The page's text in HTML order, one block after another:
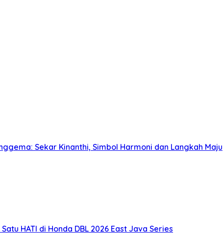
Sekar Kinanthi, Simbol Harmoni dan Langkah Maju
HATI di Honda DBL 2026 East Java Series